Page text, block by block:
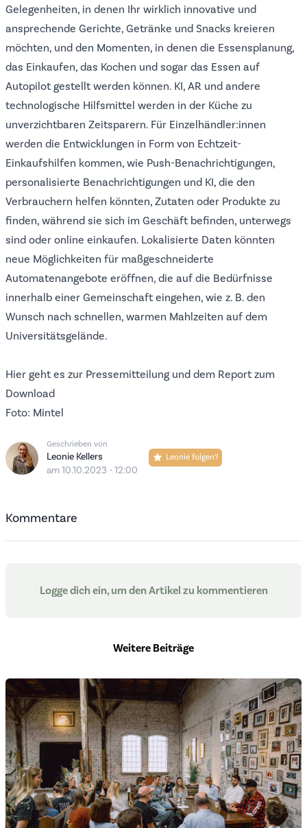
Gelegenheiten, in denen Ihr wirklich innovative und
ansprechende Gerichte, Getränke und Snacks kreieren
möchten, und den Momenten, in denen die Essensplanung,
das Einkaufen, das Kochen und sogar das Essen auf
Autopilot gestellt werden können. KI, AR und andere
technologische Hilfsmittel werden in der Küche zu
unverzichtbaren Zeitsparern. Für Einzelhändler:innen
werden die Entwicklungen in Form von Echtzeit-
Einkaufshilfen kommen, wie Push-Benachrichtigungen,
personalisierte Benachrichtigungen und KI, die den
Verbrauchern helfen könnten, Zutaten oder Produkte zu
finden, während sie sich im Geschäft befinden, unterwegs
sind oder online einkaufen. Lokalisierte Daten könnten
neue Möglichkeiten für maßgeschneiderte
Automatenangebote eröffnen, die auf die Bedürfnisse
innerhalb einer Gemeinschaft eingehen, wie z. B. den
Wunsch nach schnellen, warmen Mahlzeiten auf dem
Universitätsgelände.
Hier geht es zur Pressemitteilungund dem Report zum
Download
Foto: Mintel
Geschrieben von
Leonie Kellers
am 10.10.2023 - 12:00
Leonie folgen?
Kommentare
Logge dich ein, um den Artikel zu kommentieren
Weitere Beiträge